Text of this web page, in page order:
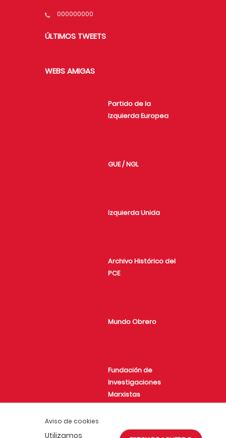
Aviso de cookies
Utilizamos
000000000
ÚLTIMOS TWEETS
WEBS AMIGAS
Partido de la
Izquierda Europea
GUE / NGL
Izquierda Unida
Archivo Histórico del
PCE
Mundo Obrero
Fundación de
Investigaciones
Marxistas